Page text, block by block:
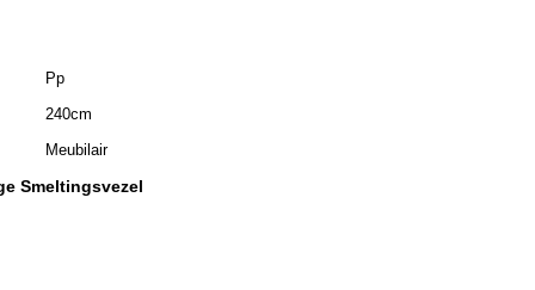
Pp
240cm
Meubilair
Smeltingsvezel